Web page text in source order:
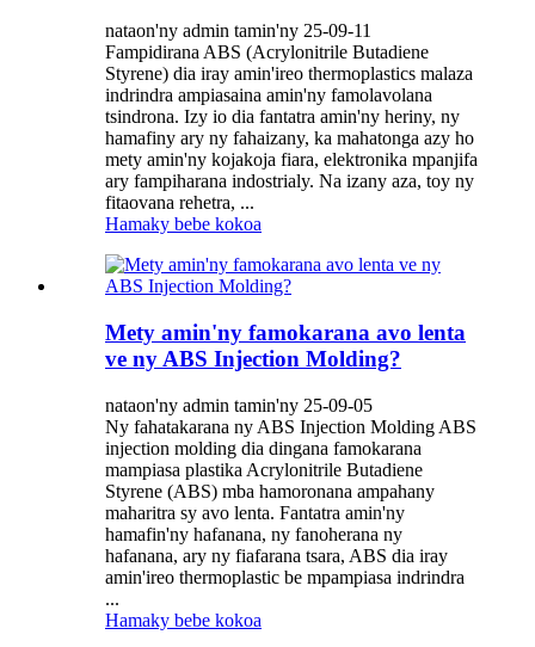
nataon'ny admin tamin'ny 25-09-11
Fampidirana ABS (Acrylonitrile Butadiene
Styrene) dia iray amin'ireo thermoplastics malaza
indrindra ampiasaina amin'ny famolavolana
tsindrona. Izy io dia fantatra amin'ny heriny, ny
hamafiny ary ny fahaizany, ka mahatonga azy ho
mety amin'ny kojakoja fiara, elektronika mpanjifa
ary fampiharana indostrialy. Na izany aza, toy ny
fitaovana rehetra, ...
Hamaky bebe kokoa
Mety amin'ny famokarana avo lenta
ve ny ABS Injection Molding?
nataon'ny admin tamin'ny 25-09-05
Ny fahatakarana ny ABS Injection Molding ABS
injection molding dia dingana famokarana
mampiasa plastika Acrylonitrile Butadiene
Styrene (ABS) mba hamoronana ampahany
maharitra sy avo lenta. Fantatra amin'ny
hamafin'ny hafanana, ny fanoherana ny
hafanana, ary ny fiafarana tsara, ABS dia iray
amin'ireo thermoplastic be mpampiasa indrindra
...
Hamaky bebe kokoa